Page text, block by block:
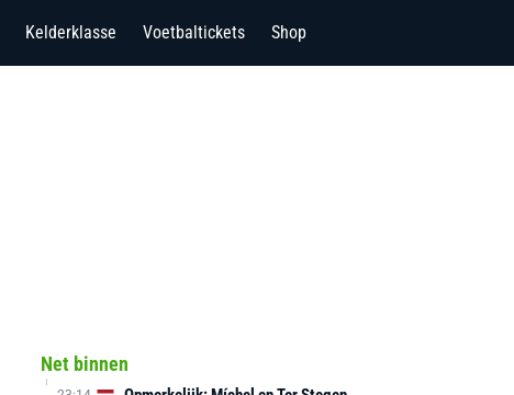
Kelderklasse Voetbaltickets Shop
Net binnen